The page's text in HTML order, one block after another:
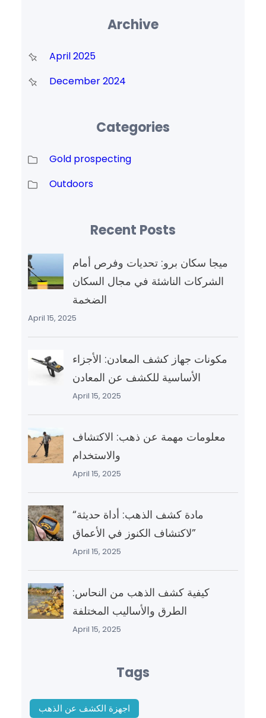
Archive
April 2025
December 2024
Categories
Gold prospecting
Outdoors
Recent Posts
ميجا سكان برو: تحديات وفرص أمام
الشركات الناشئة في مجال السكان
الضخمة
April 15, 2025
مكونات جهاز كشف المعادن: الأجزاء
الأساسية للكشف عن المعادن
April 15, 2025
معلومات مهمة عن ذهب: الاكتشاف
والاستخدام
April 15, 2025
“مادة كشف الذهب: أداة حديثة
لاكتشاف الكنوز في الأعماق”
April 15, 2025
كيفية كشف الذهب من النحاس:
الطرق والأساليب المختلفة
April 15, 2025
Tags
اجهزة الكشف عن الذهب